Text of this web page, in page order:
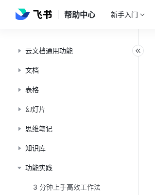
帮助中心 新手入门
云文档通用功能
文档
表格
幻灯片
思维笔记
知识库
功能实践
3 分钟上手高效工作法